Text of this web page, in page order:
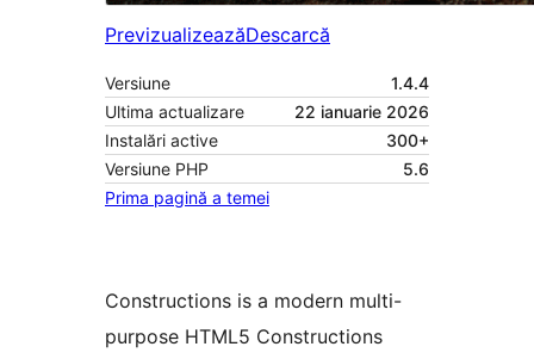
PrevizualizeazăDescarcă
Versiune
1.4.4
Ultima actualizare
22 ianuarie 2026
Instalări active
300+
Versiune PHP
5.6
Prima pagină a temei
Constructions is a modern multi-
purpose HTML5 Constructions